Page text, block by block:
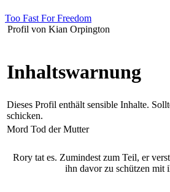
Too Fast For Freedom
Profil von Kian Orpington
Inhaltswarnung
Dieses Profil enthält sensible Inhalte.
schicken.
Mord Tod der Mutter
Rory tat es. Zumindest zum Teil, er
ihn davor zu schützen mit